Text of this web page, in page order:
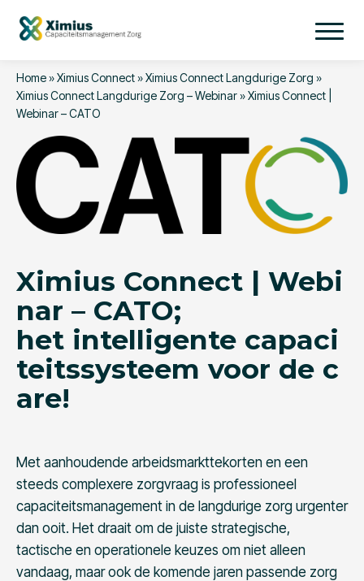
Home»Ximius Connect»Ximius Connect Langdurige Zorg »
Ximius Connect Langdurige Zorg – Webinar»Ximius Connect |
Webinar – CATO
Ximius Connect | Webi
nar – CATO;
het intelligente capaci
teitssysteem voor de c
are!
Met aanhoudende arbeidsmarkttekorten en een
steeds complexere zorgvraag is professioneel
capaciteitsmanagement in de langdurige zorg urgenter
dan ooit. Het draait om de juiste strategische,
tactische en operationele keuzes om niet alleen
vandaag, maar ook de komende jaren passende zorg